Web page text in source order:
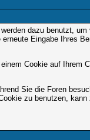
dazu benutzt,
Eingabe Ihres
Cookie auf Ihrem
Sie die Foren
zu benutzen,